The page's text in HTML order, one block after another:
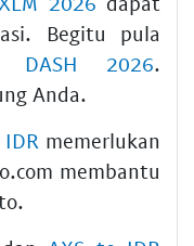
Begitu pula
DASH 2026.
Anda.
IDR memerlukan
membantu